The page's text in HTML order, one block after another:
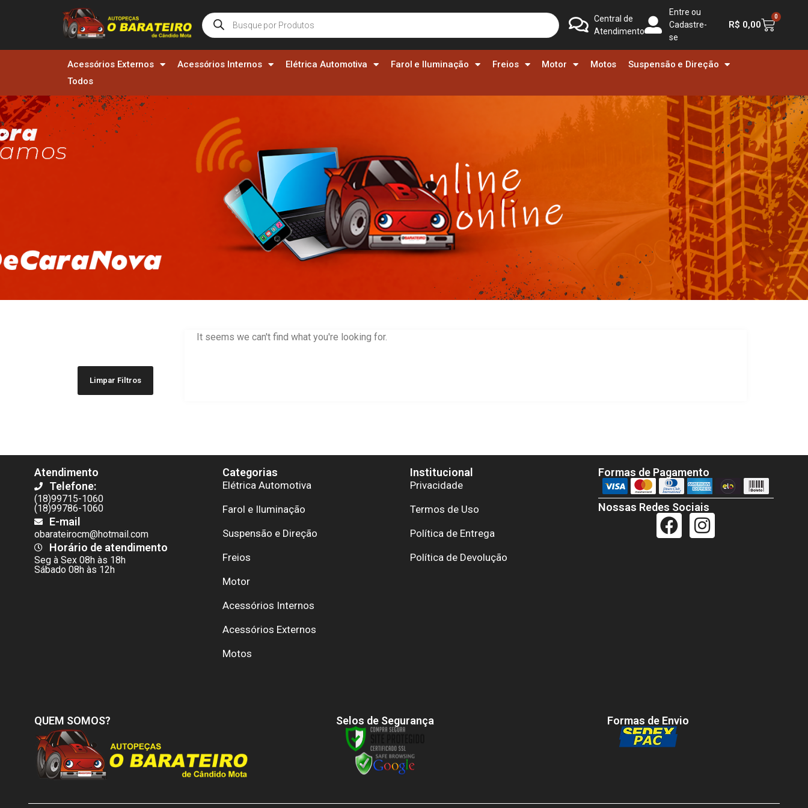
Central de
Atendimento
Entre ou
Cadastre-
se
R$ 0,00
0
Acessórios Externos Acessórios Internos Elétrica Automotiva Farol e Iluminação Freios Motor Motos
Suspensão e Direção
Todos
Limpar Filtros
It seems we can't find what you're looking for.
Atendimento
Telefone:
(18)99715-1060
(18)99786-1060
E-mail
obarateirocm@hotmail.com
Horário de atendimento
Seg à Sex 08h às 18h
Sábado 08h às 12h
Categorias
Elétrica Automotiva
Farol e Iluminação
Suspensão e Direção
Freios
Motor
Acessórios Internos
Acessórios Externos
Motos
Institucional
Privacidade
Termos de Uso
Política de Entrega
Política de Devolução
Formas de Pagamento
Nossas Redes Sociais
QUEM SOMOS? Selos de Segurança Formas de Envio